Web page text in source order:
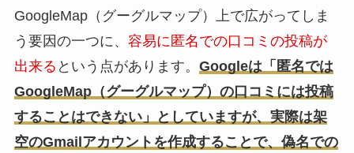
GoogleMap（グーグルマップ）上で広がってしま
う要因の一つに、 容易に匿名での口コミの投稿が
出来る という点があります。 Googleは「匿名では
GoogleMap（グーグルマップ）の口コミには投稿
することはできない」としていますが、実際は架
空のGmailアカウントを作成することで、偽名での